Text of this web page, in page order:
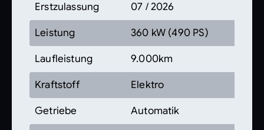
Erstzulassung 07 / 2026
Leistung 360 kW (490 PS)
Laufleistung 9.000km
Kraftstoff Elektro
Getriebe Automatik